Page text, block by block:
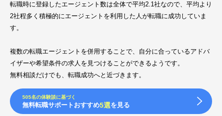
転職時に登録したエージェント数は全体で平均2.1社なので、平均より
2社程多く積極的にエージェントを利用した人が転職に成功していま
す。
複数の転職エージェントを併用することで、自分に合っているアドバ
イザーや希望条件の求人を見つけることができるようです。
無料相談だけでも、転職成功へと近づきます。
505名の体験談に基づく
無料転職サポートおすすめ5選を見る